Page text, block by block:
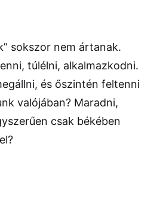
sokszor nem ártanak.
túlélni, alkalmazkodni.
és őszintén feltenni
valójában? Maradni,
csak békében